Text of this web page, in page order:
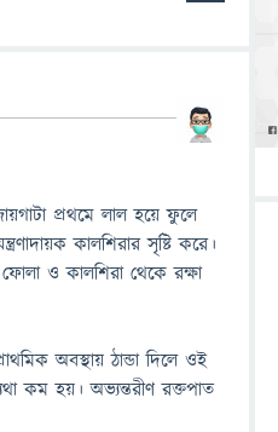
প্রথমে লাল হয়ে ফুলে
কালশিরার সৃষ্টি করে।
ও কালশিরা থেকে রক্ষা
অবস্থায় ঠান্ডা দিলে ওই
কম হয়। অভ্যন্তরীণ রক্তপাত